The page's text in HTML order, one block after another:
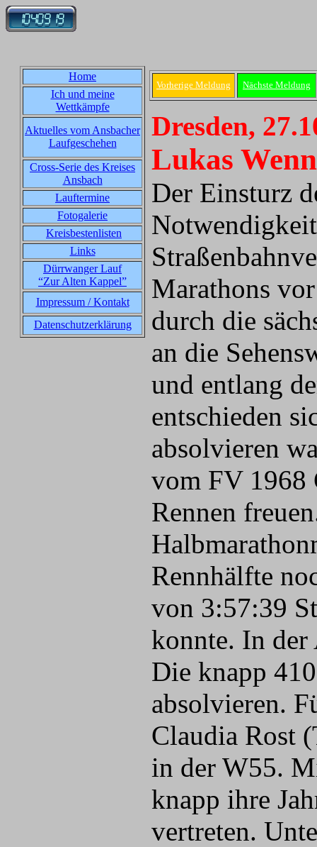
Home
Ich und meine
Wettkämpfe
Aktuelles vom Ansbacher
Laufgeschehen
Cross-Serie des Kreises
Ansbach
Lauftermine
Fotogalerie
Kreisbestenlisten
Links
Dürrwanger Lauf
“Zur Alten Kappel”
Impressum / Kontakt
Datenschutzerklärung
Vorherige Meldung Nächste Meldung
Dresden,
Lukas
Der Einsturz
Marathons
durch die
an die
und entlang
entschieden
absolvieren
vom FV 1968
Rennen
Rennhälfte
von 3:57:39
konnte. In der
Die knapp
absolvieren.
Claudia Rost
in der W55.
knapp ihre
vertreten.